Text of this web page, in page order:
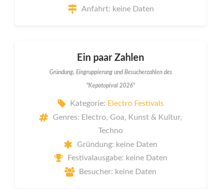
Anfahrt: keine Daten
Ein paar Zahlen
Gründung, Eingruppierung und Besucherzahlen des
"Kepotopival 2026"
Kategorie: Electro Festivals
Genres: Electro, Goa, Kunst & Kultur,
Techno
Gründung: keine Daten
Festivalausgabe: keine Daten
Besucher: keine Daten